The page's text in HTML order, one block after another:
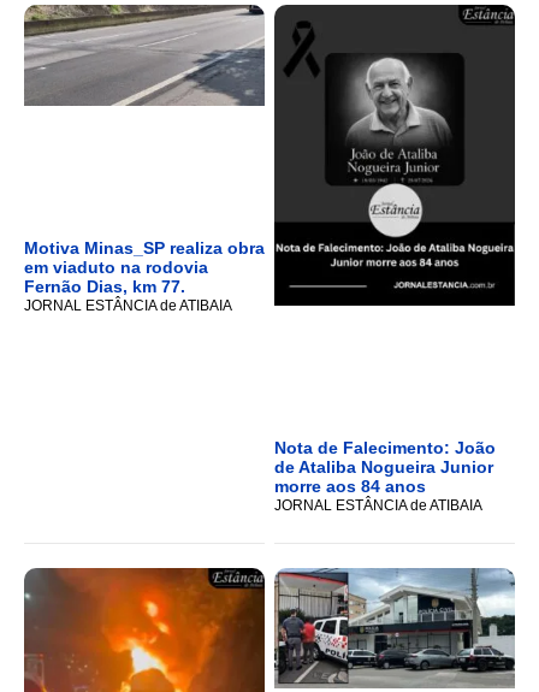
Motiva Minas_SP realiza obra
em viaduto na rodovia
Fernão Dias, km 77.
JORNAL ESTÂNCIA de ATIBAIA
Nota de Falecimento: João
de Ataliba Nogueira Junior
morre aos 84 anos
JORNAL ESTÂNCIA de ATIBAIA